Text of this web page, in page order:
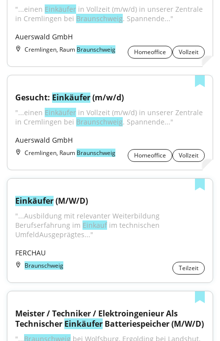
"...einen Einkäufer in Vollzeit (m/w/d) in unserer Zentrale
in Cremlingen bei Braunschweig. Spannende..."
Auerswald GmbH
Cremlingen, Raum Braunschweig Homeoffice Vollzeit
Gesucht: Einkäufer (m/w/d)
"...einen Einkäufer in Vollzeit (m/w/d) in unserer Zentrale
in Cremlingen bei Braunschweig. Spannende..."
Auerswald GmbH
Cremlingen, Raum Braunschweig Homeoffice Vollzeit
Einkäufer (M/W/D)
"...Ausbildung mit relevanter Weiterbildung
Berufserfahrung im Einkauf im technischen
UmfeldAusgeprägtes..."
FERCHAU
Braunschweig Teilzeit
Meister / Techniker / Elektroingenieur Als
Technischer Einkäufer Batteriespeicher (M/W/D)
"...Braunschweig bei Wolfsburg, Ergolding bei Landshut,